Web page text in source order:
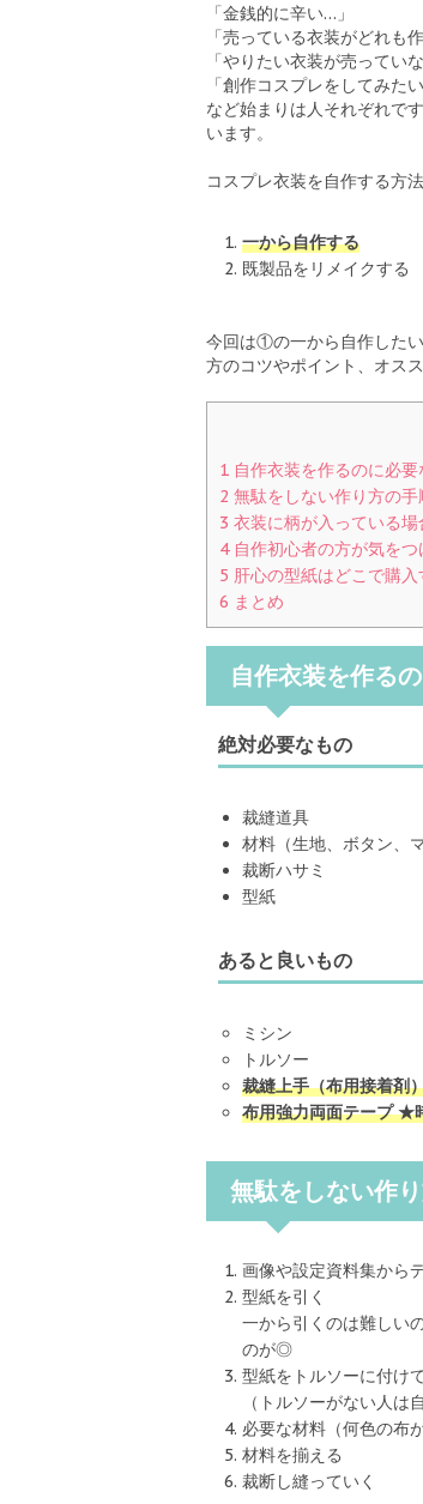
「金銭的に辛い…」
「売っている衣装がどれも
「やりたい衣装が売っていな
「創作コスプレをしてみたい
など始まりは人それぞれで
います。
コスプレ衣装を自作する方
一から自作する
既製品をリメイクする
今回は①の一から自作した
方のコツやポイント、オス
1 自作衣装を作るのに必
2 無駄をしない作り方の手
3 衣装に柄が入っている場
4自作初心者の方が気をつ
5 肝心の型紙はどこで購
6 まとめ
自作衣装を作る
絶対必要なもの
裁縫道具
材料（生地、ボタン、
裁断ハサミ
型紙
あると良いもの
ミシン
トルソー
裁縫上手（布用接着剤
布用強力両面テープ ★
無駄をしない作
画像や設定資料集から
型紙を引く
一から引くのは難しい
のが◎
型紙をトルソーに付け
（トルソーがない人は
必要な材料（何色の布
材料を揃える
裁断し縫っていく